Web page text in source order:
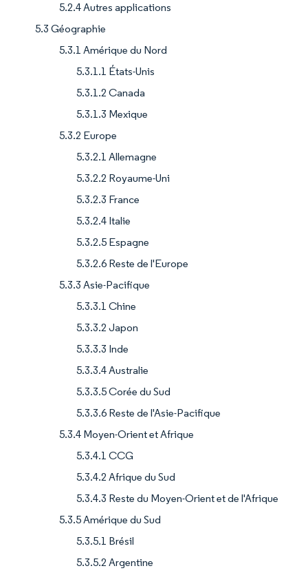
5.2.4 Autres applications
5.3 Géographie
5.3.1 Amérique du Nord
5.3.1.1 États-Unis
5.3.1.2 Canada
5.3.1.3 Mexique
5.3.2 Europe
5.3.2.1 Allemagne
5.3.2.2 Royaume-Uni
5.3.2.3 France
5.3.2.4 Italie
5.3.2.5 Espagne
5.3.2.6 Reste de l'Europe
5.3.3 Asie-Pacifique
5.3.3.1 Chine
5.3.3.2 Japon
5.3.3.3 Inde
5.3.3.4 Australie
5.3.3.5 Corée du Sud
5.3.3.6 Reste de l'Asie-Pacifique
5.3.4 Moyen-Orient et Afrique
5.3.4.1 CCG
5.3.4.2 Afrique du Sud
5.3.4.3 Reste du Moyen-Orient et de l'Afrique
5.3.5 Amérique du Sud
5.3.5.1 Brésil
5.3.5.2 Argentine